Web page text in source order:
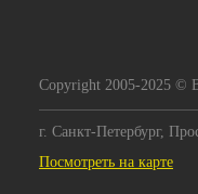
Copyright 2005-2025 ©
г. Санкт-Петербург,
Посмотреть на карте